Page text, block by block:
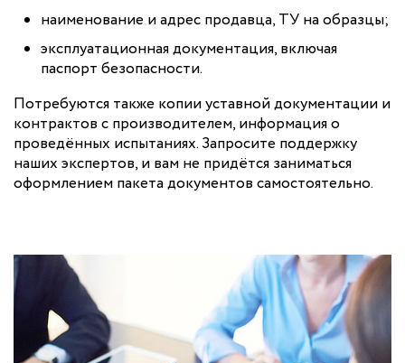
наименование и адрес продавца, ТУ на образцы;
эксплуатационная документация, включая
паспорт безопасности.
Потребуются также копии уставной документации и
контрактов с производителем, информация о
проведённых испытаниях. Запросите поддержку
наших экспертов, и вам не придётся заниматься
оформлением пакета документов самостоятельно.